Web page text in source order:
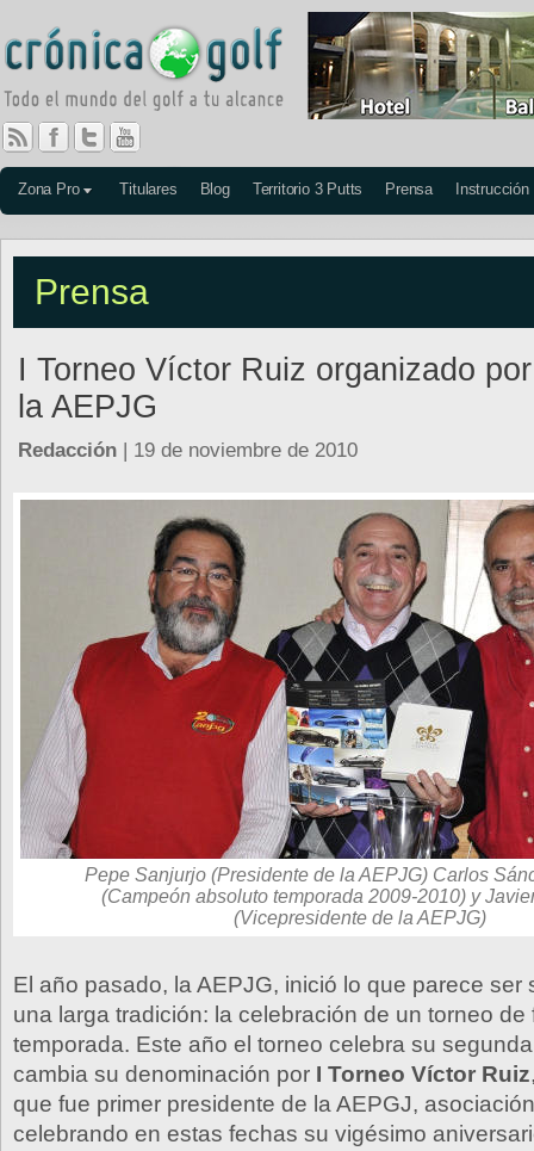
Zona Pro Titulares Blog Territorio 3 Putts Prensa Instrucción
Prensa
I Torneo Víctor Ruiz organizado por
la AEPJG
Redacción | 19 de noviembre de 2010
Pepe Sanjurjo (Presidente de la AEPJG) Carlos
(Campeón absoluto temporada 2009-2010) y
(Vicepresidente de la AEPJG)
El año pasado, la AEPJG, inició lo que parece ser
una larga tradición: la celebración de un torneo de
temporada. Este año el torneo celebra su
cambia su denominación por I Torneo Víctor Ruiz
que fue primer presidente de la AEPGJ,
celebrando en estas fechas su vigésimo